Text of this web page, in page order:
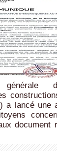
générale
a lancé une
document